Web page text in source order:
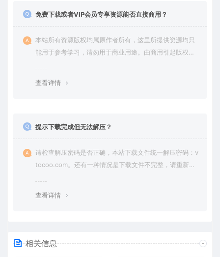
免费下载或者VIP会员专享资源能否直接商用？
本站所有资源版权均属原作者所有，这里所提供资源均只
能用于参考学习，请勿用于商业用途。由商用引起版权纠
查看详情
提示下载完成但无法解压？
请检查解压密码是否正确，本站下载文件统一解压密码：v
tocoo.com。还有一种情况是下载文件不完整，请重新下
查看详情
相关信息